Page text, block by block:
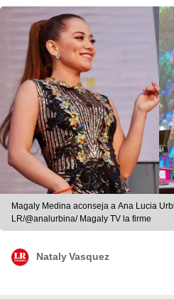
Magaly Medina aconseja a Ana Lucia
LR/@analurbina/ Magaly TV la firme
Nataly Vasquez